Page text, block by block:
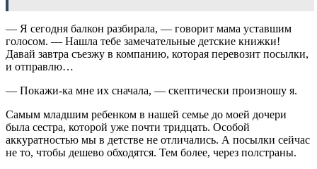
— Я сегодня балкон разбирала, — говорит мама уставшим
голосом. — Нашла тебе замечательные детские книжки!
Давай завтра съезжу в компанию, которая перевозит посылки,
и отправлю…
— Покажи-ка мне их сначала, — скептически произношу я.
Самым младшим ребенком в нашей семье до моей дочери
была сестра, которой уже почти тридцать. Особой
аккуратностью мы в детстве не отличались. А посылки сейчас
не то, чтобы дешево обходятся. Тем более, через полстраны.